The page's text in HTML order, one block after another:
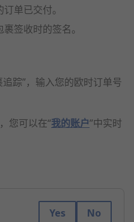
单已交付。
签收时的签名。
追踪”，输入您的欧时订单号
您可以在“我的账户”中实时
Yes No